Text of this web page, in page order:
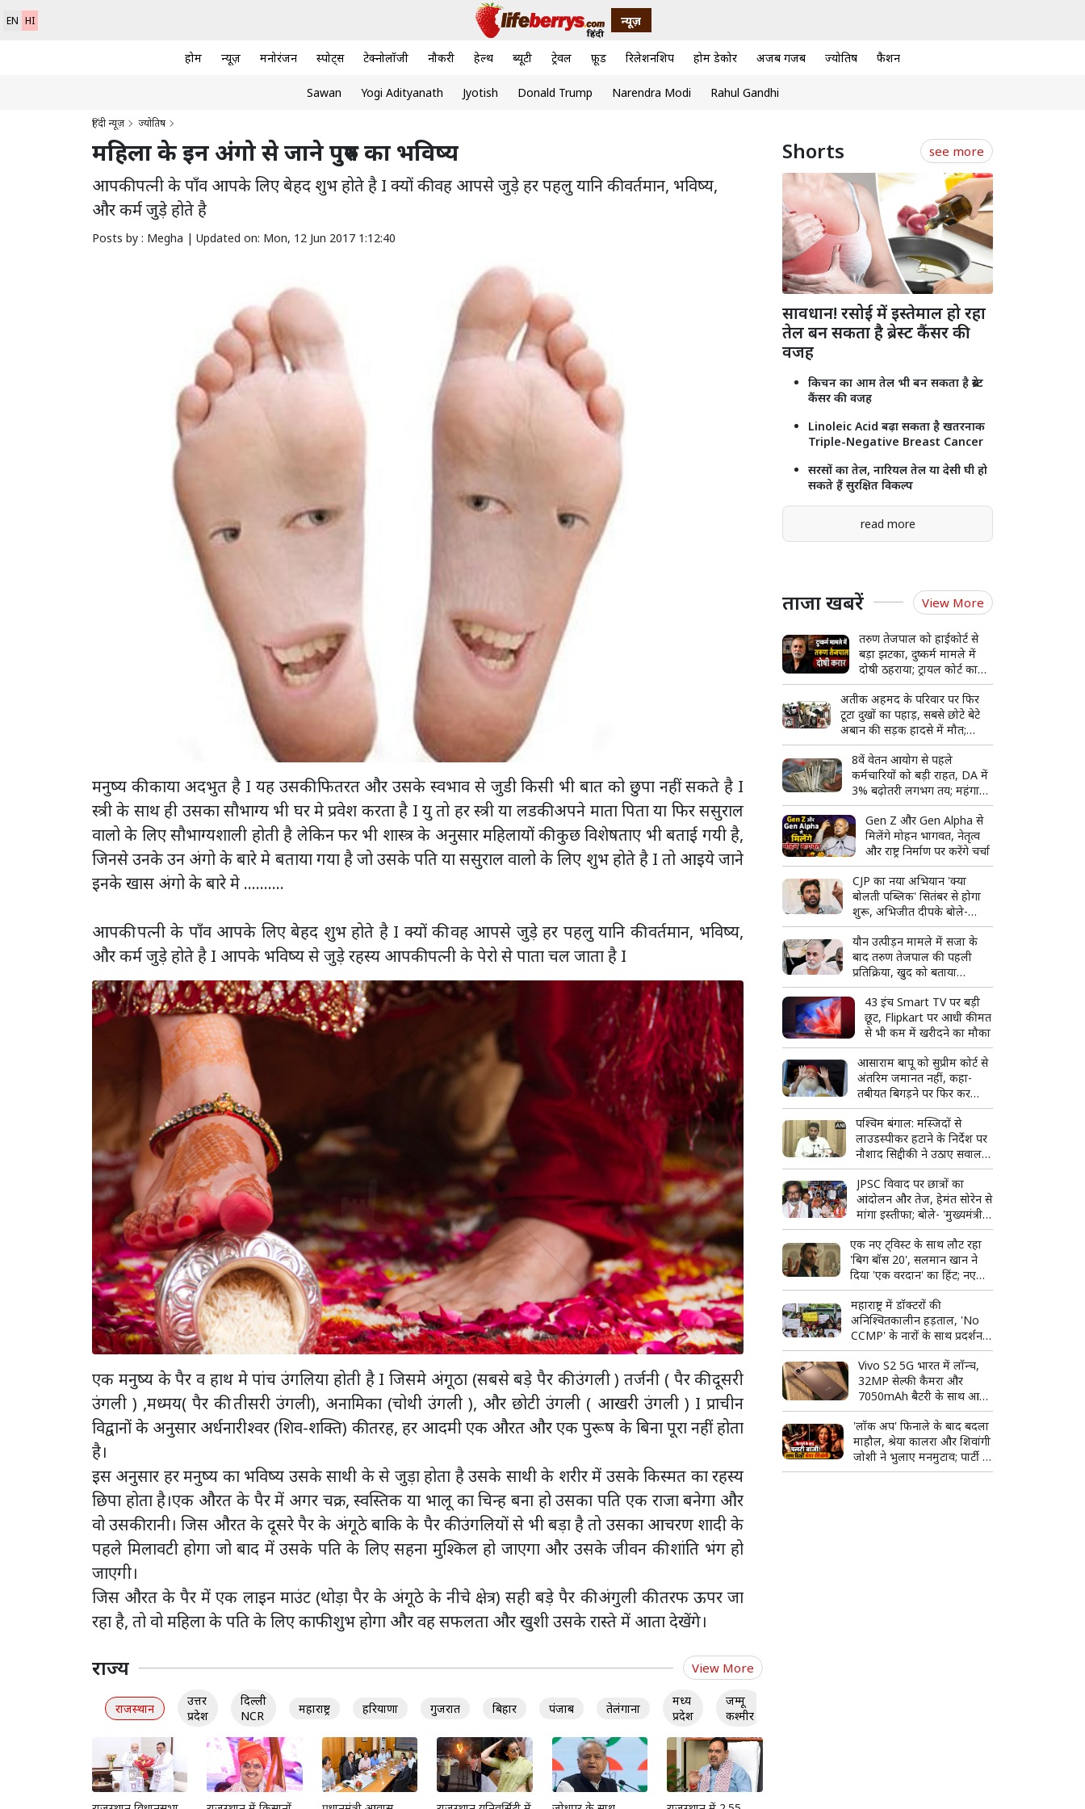
EN HI न्यूज़
होम न्यूज़ मनोरंजन स्पोर्ट्स टेक्नोलॉजी नौकरी हेल्थ ब्यूटी ट्रेवल फ़ूड रिलेशनशिप होम डेकोर अजब गजब ज्योतिष फैशन
Sawan Yogi Adityanath Jyotish Donald Trump Narendra Modi Rahul Gandhi
हिंदी न्यूज़ ज्योतिष
महिला के इन अंगो से जाने पुरुष का भविष्य
आपकी पत्नी के पाँव आपके लिए बेहद शुभ होते है I क्यों की वह आपसे जुड़े हर पहलु यानि की वर्तमान, भविष्य,
और कर्म जुड़े होते है
Posts by : Megha | Updated on: Mon, 12 Jun 2017 1:12:40
मनुष्य की काया अदभुत है I यह उसकी फितरत और उसके स्वभाव से जुडी किसी भी बात को छुपा नहीं सकते है I
स्त्री के साथ ही उसका सौभाग्य भी घर मे प्रवेश करता है I यु तो हर स्त्री या लडकी अपने माता पिता या फिर ससुराल
वालो के लिए सौभाग्यशाली होती है लेकिन फर भी शास्त्र के अनुसार महिलायों की कुछ विशेषताए भी बताई गयी है,
जिनसे उनके उन अंगो के बारे मे बताया गया है जो उसके पति या ससुराल वालो के लिए शुभ होते है I तो आइये जाने
इनके खास अंगो के बारे मे ..........
आपकी पत्नी के पाँव आपके लिए बेहद शुभ होते है I क्यों की वह आपसे जुड़े हर पहलु यानि की वर्तमान, भविष्य,
और कर्म जुड़े होते है I आपके भविष्य से जुड़े रहस्य आपकी पत्नी के पेरो से पाता चल जाता है I
एक मनुष्य के पैर व हाथ मे पांच उंगलिया होती है I जिसमे अंगूठा (सबसे बड़े पैर की उंगली ) तर्जनी ( पैर की दूसरी
उंगली ) ,मध्मय( पैर की तीसरी उंगली), अनामिका (चोथी उंगली ), और छोटी उंगली ( आखरी उंगली ) I प्राचीन
विद्वानों के अनुसार अर्धनारीश्वर (शिव-शक्ति) की तरह, हर आदमी एक औरत और एक पुरूष के बिना पूरा नहीं होता
है।
इस अनुसार हर मनुष्‍य का भविष्‍य उसके साथी के से जुड़ा होता है उसके साथी के शरीर में उसके किस्‍मत का रहस्‍य
छिपा होता है।एक औरत के पैर में अगर चक्र, स्वस्तिक या भालू का चिन्ह बना हो उसका पति एक राजा बनेगा और
वो उसकी रानी। जिस औरत के दूसरे पैर के अंगूठे बाकि के पैर की उंगलियों से भी बड़ा है तो उसका आचरण शादी के
पहले मिलावटी होगा जो बाद में उसके पति के लिए सहना मुश्‍किल हो जाएगा और उसके जीवन की शांति भंग हो
जाएगी।
जिस औरत के पैर में एक लाइन माउंट (थोड़ा पैर के अंगूठे के नीचे क्षेत्र) सही बड़े पैर की अंगुली की तरफ ऊपर जा
रहा है, तो वो महिला के पति के लिए काफी शुभ होगा और वह सफलता और खुशी उसके रास्ते में आता देखेंगे।
राज्य View More
राजस्थान
उत्तर
प्रदेश
दिल्ली
NCR
महाराष्ट्र हरियाणा गुजरात बिहार पंजाब तेलंगाना
मध्य
प्रदेश
जम्मू
कश्मीर
Shorts see more
सावधान! रसोई में इस्तेमाल हो रहा
तेल बन सकता है ब्रेस्ट कैंसर की
वजह
किचन का आम तेल भी बन सकता है ब्रेस्ट
कैंसर की वजह
Linoleic Acid बढ़ा सकता है खतरनाक
Triple-Negative Breast Cancer
सरसों का तेल, नारियल तेल या देसी घी हो
सकते हैं सुरक्षित विकल्प
read more
ताजा खबरें View More
तरुण तेजपाल को हाईकोर्ट से
बड़ा झटका, दुष्कर्म मामले में
दोषी ठहराया; ट्रायल कोर्ट का
फैसला पलटा
अतीक अहमद के परिवार पर फिर
टूटा दुखों का पहाड़, सबसे छोटे बेटे
अबान की सड़क हादसे में मौत;
अपराध से सत्ता तक और फिर
बिखरते कुनबे की पूरी कहानी
8वें वेतन आयोग से पहले
कर्मचारियों को बड़ी राहत, DA में
3% बढ़ोतरी लगभग तय; महंगाई
भत्ता 63% पहुंचने की उम्मीद
Gen Z और Gen Alpha से
मिलेंगे मोहन भागवत, नेतृत्व
और राष्ट्र निर्माण पर करेंगे चर्चा
CJP का नया अभियान 'क्या
बोलती पब्लिक' सितंबर से होगा
शुरू, अभिजीत दीपके बोले-
जनता की आवाज सीधे सुनेंगे
यौन उत्पीड़न मामले में सजा के
बाद तरुण तेजपाल की पहली
प्रतिक्रिया, खुद को बताया
राजनीतिक साजिश का शिकार
43 इंच Smart TV पर बड़ी
छूट, Flipkart पर आधी कीमत
से भी कम में खरीदने का मौका
आसाराम बापू को सुप्रीम कोर्ट से
अंतरिम जमानत नहीं, कहा-
तबीयत बिगड़ने पर फिर कर
सकते हैं आवेदन
पश्चिम बंगाल: मस्जिदों से
लाउडस्पीकर हटाने के निर्देश पर
नौशाद सिद्दीकी ने उठाए सवाल,
बोले- लिखित में दें
JPSC विवाद पर छात्रों का
आंदोलन और तेज, हेमंत सोरेन से
मांगा इस्तीफा; बोले- 'मुख्यमंत्री
पद के योग्य नहीं'
एक नए ट्विस्ट के साथ लौट रहा
'बिग बॉस 20', सलमान खान ने
दिया 'एक वरदान' का हिंट; नए
प्रोमो ने बढ़ाई फैंस की उत्सुकता
महाराष्ट्र में डॉक्टरों की
अनिश्चितकालीन हड़ताल, 'No
CCMP' के नारों के साथ प्रदर्शन;
बॉम्बे हाईकोर्ट ने लिया स्वत: संज्ञान
Vivo S2 5G भारत में लॉन्च,
32MP सेल्फी कैमरा और
7050mAh बैटरी के साथ आया
नया स्मार्टफोन
'लॉक अप' फिनाले के बाद बदला
माहौल, श्रेया कालरा और शिवांगी
जोशी ने भुलाए मनमुटाव; पार्टी में
साथ किया डांस